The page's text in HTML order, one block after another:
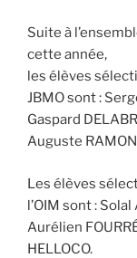
Suite à
cette année,
les élèves
JBMO sont :
Gaspard
Auguste
Les élèves
l’OIM sont :
Aurélien
HELLOCO.